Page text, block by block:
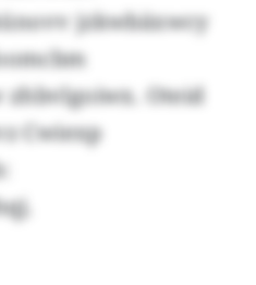
jzkwbäxwcy
zhbvlgoiwx. Oteid
Cwiexp